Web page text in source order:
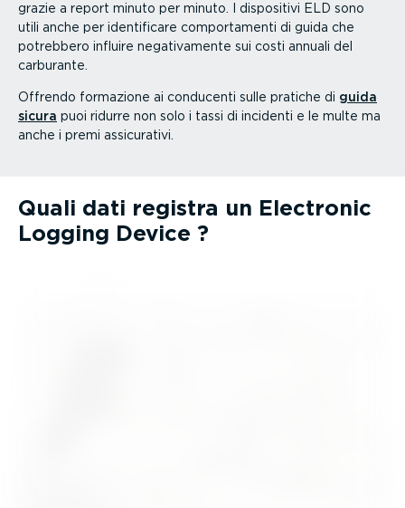
grazie a report minuto per minuto. I dispositivi ELD sono
utili anche per identi­ficare compor­ta­menti di guida che
potrebbero influire negati­va­mente sui costi annuali del
carburante.
Offrendo formazione ai conducenti sulle pratiche di guida
sicura puoi ridurre non solo i tassi di incidenti e le multe ma
anche i premi assicu­rativi.
Quali dati registra un Electronic
Logging Device ?